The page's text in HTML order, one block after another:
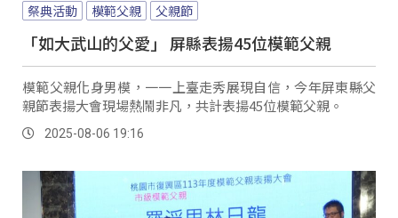
祭典活動 模範父親 父親節
「如大武山的父愛」 屏縣表揚45位模範父親
模範父親化身男模，一一上臺走秀展現自信，今年屏東縣父
親節表揚大會現場熱鬧非凡，共計表揚45位模範父親。
2025-08-06 19:16